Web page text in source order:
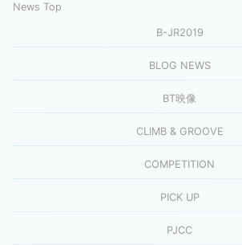
News Top
B-JR2019
BLOG NEWS
BT映像
CLIMB & GROOVE
COMPETITION
PICK UP
PJCC